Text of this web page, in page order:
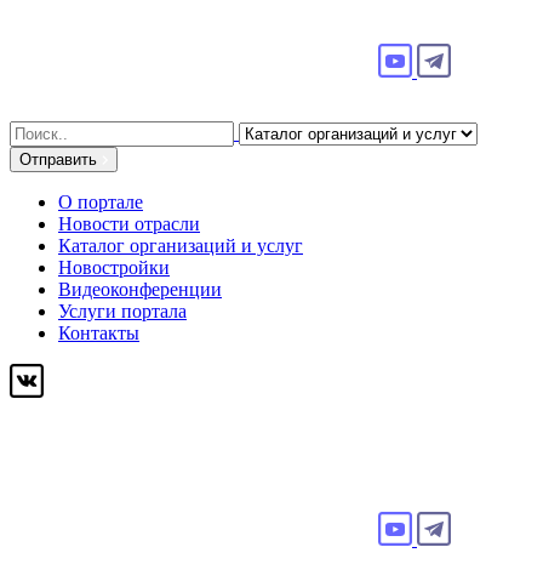
Search
for:
Отправить
О портале
Новости отрасли
Каталог организаций и услуг
Новостройки
Видеоконференции
Услуги портала
Контакты